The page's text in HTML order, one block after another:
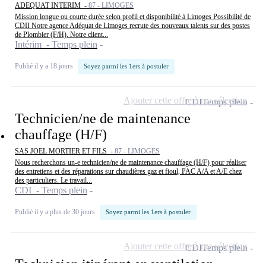
ADEQUAT INTERIM - 87 - LIMOGES
Mission longue ou courte durée selon profil et disponibilité à Limoges Possibilité de
CDII Notre agence Adéquat de Limoges recrute des nouveaux talents sur des postes
de Plombier (F/H). Notre client...
Intérim - Temps plein
Publié il y a 18 jours Soyez parmi les 1ers à postuler
Technicien/ne de maintenance
chauffage (H/F)
SAS JOEL MORTIER ET FILS - 87 - LIMOGES
Nous recherchons un-e technicien/ne de maintenance chauffage (H/F) pour réaliser
des entretiens et des réparations sur chaudières gaz et fioul, PAC A/A et A/E chez
des particuliers. Le travail...
CDI - Temps plein
Publié il y a plus de 30 jours Soyez parmi les 1ers à postuler
CDITemps plein
Ajouter cette offre à ma sélection
CDITemps plein
Ajouter cette offre à ma sélection